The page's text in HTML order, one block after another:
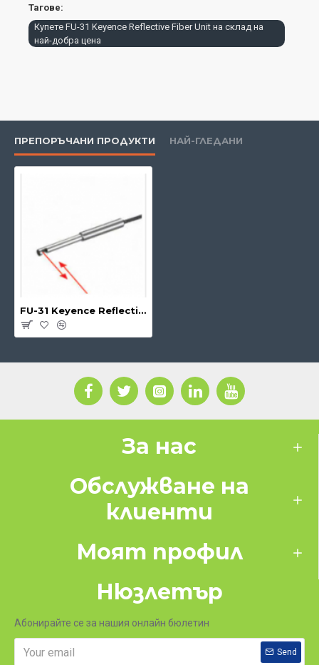
Тагове:
Купете FU-31 Keyence Reflective Fiber Unit на склад на
най-добра цена
ПРЕПОРЪЧАНИ ПРОДУКТИ НАЙ-ГЛЕДАНИ
FU-31 Keyence Reflective Fibre Unit
За нас
Обслужване на
клиенти
Моят профил
Нюзлетър
Абонирайте се за нашия онлайн бюлетин
Send